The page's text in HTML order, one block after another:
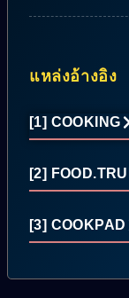
แหล่งอ้างอิง
[1] COOKING
[2]
[3] COOKPAD